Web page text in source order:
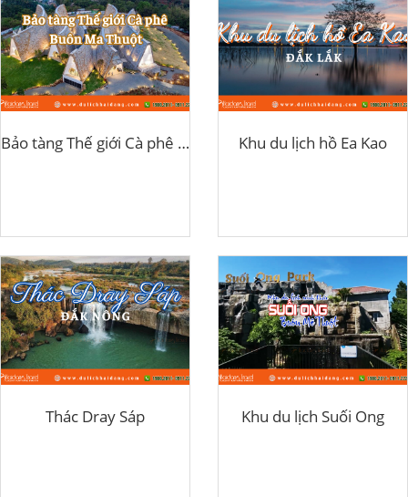
Bảo tàng Thế giới Cà phê Buôn Ma Thuột Khu du lịch hồ Ea Kao
Thác Dray Sáp Khu du lịch Suối Ong